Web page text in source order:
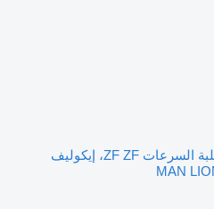
علبة السرعات ZF ZF، إيكوليف